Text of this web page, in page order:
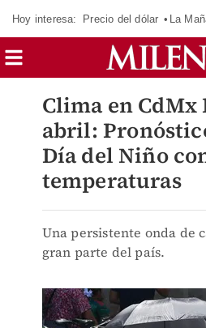
Hoy interesa: Precio del dólar La
Clima en CdMx
abril:
Día del Niño
temperaturas
Una persistente onda de
gran parte del país.